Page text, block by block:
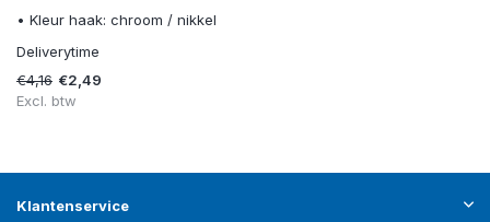
• Kleur haak: chroom / nikkel
Deliverytime
€4,16 €2,49
Excl. btw
Klantenservice